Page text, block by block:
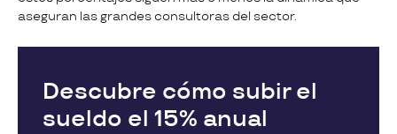
aseguran las grandes consultoras del sector.
Descubre cómo subir el
sueldo el 15% anual